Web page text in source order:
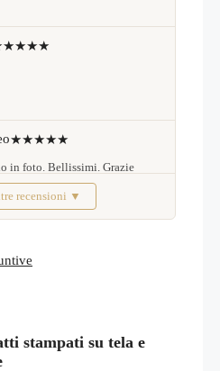
★★★★★
in foto. Bellissimi. Grazie
recensioni ▼
stampati su tela e